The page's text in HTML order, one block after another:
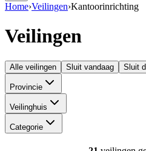
Home›Veilingen›Kantoorinrichting
Veilingen
Alle veilingen Sluit vandaag Sluit
Provincie
Veilinghuis
Categorie